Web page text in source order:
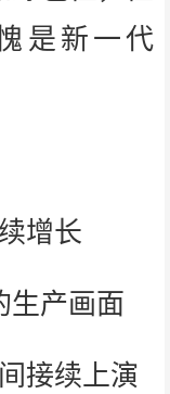
是新一代
增长
生产画面
接续上演